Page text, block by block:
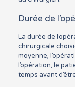
Durée de
La durée de
chirurgicale
moyenne,
l’opération, le
temps avant